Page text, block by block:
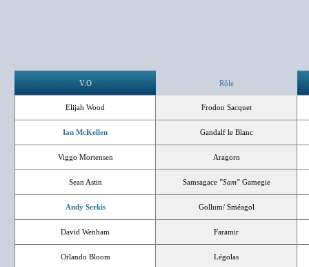
V.O Rôle
Elijah Wood Frodon Sacquet
Ian McKellen Gandalf le Blanc
Viggo Mortensen Aragorn
Sean Astin Samsagace "Sam"Gamegie
Andy Serkis Gollum/ Sméagol
David Wenham Faramir
Orlando Bloom Légolas